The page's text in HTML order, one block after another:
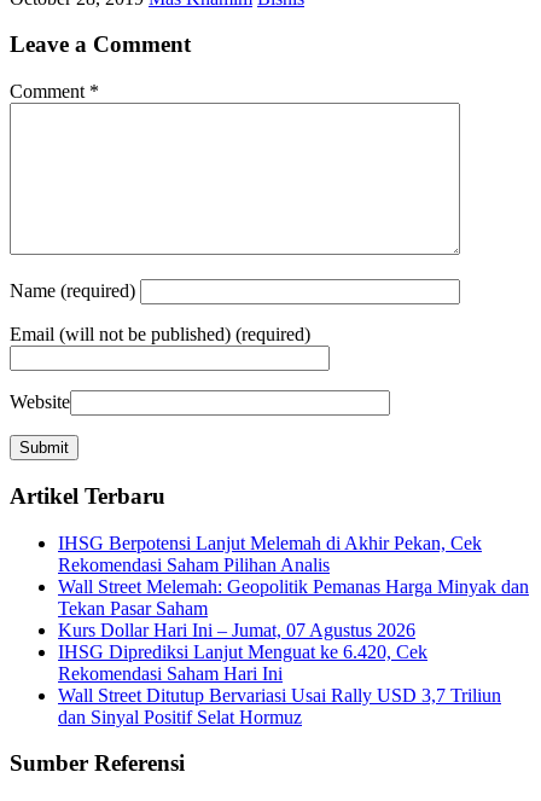
Leave a Comment
Comment *
Name (required)
Email (will not be published) (required)
Website
Artikel Terbaru
IHSG Berpotensi Lanjut Melemah di Akhir Pekan, Cek
Rekomendasi Saham Pilihan Analis
Wall Street Melemah: Geopolitik Pemanas Harga Minyak dan
Tekan Pasar Saham
Kurs Dollar Hari Ini – Jumat, 07 Agustus 2026
IHSG Diprediksi Lanjut Menguat ke 6.420, Cek
Rekomendasi Saham Hari Ini
Wall Street Ditutup Bervariasi Usai Rally USD 3,7 Triliun
dan Sinyal Positif Selat Hormuz
Sumber Referensi